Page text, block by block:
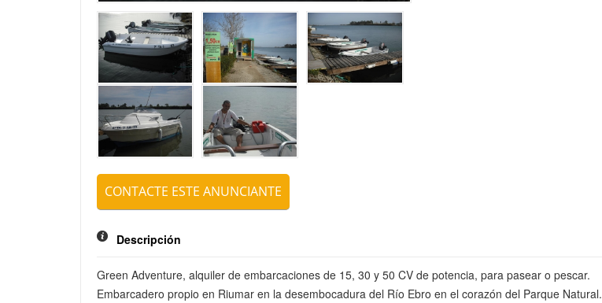
CONTACTE ESTE ANUNCIANTE
ENVIAR
Descripción
Green Adventure, alquiler de embarcaciones de 15, 30 y 50 CV de potencia, para pasear o pescar.
Embarcadero propio en Riumar en la desembocadura del Río Ebro en el corazón del Parque Natural.